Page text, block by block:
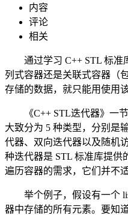
内容
评论
相关
通过学习 C++ STL 标
列式容器还是关联式容器（
存储的数据，就只能用使用
《C++ STL迭代器》一
大致分为 5 种类型，分别是
代器、双向迭代器以及随机
种迭代器是 STL 标准库提供
遍历容器的需求，它们并不适
举个例子，假设有一个
器中存储的所有元素。要知